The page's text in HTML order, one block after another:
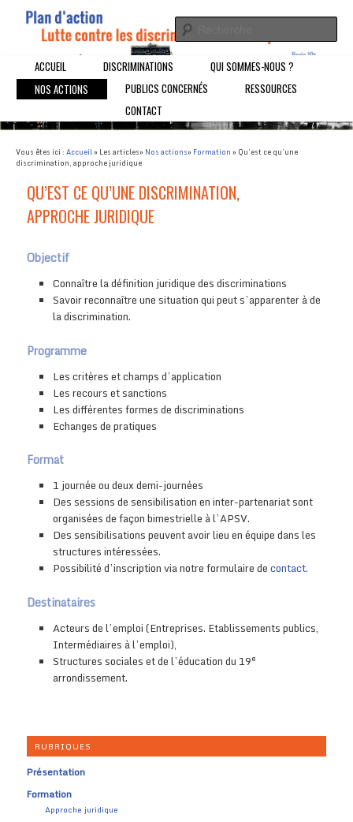
Plan d'Action Lutte contre les
discriminations à l'emploi
Un Plan d'action pour la Lutte contre les discrimination à l'emploi dans
le 19ème arrondissement de Paris
Menu principalALLER AU CONTENU PRINCIPAL
ALLER AU CONTENU SECONDAIRE
ACCUEIL DISCRIMINATIONS
QUI SOMMES-NOUS ?
NOS ACTIONS
PUBLICS CONCERNÉS
RESSOURCES
CONTACT
Vous êtes ici : Accueil» Les articles» Nos actions» Formation » Qu’est ce qu’une
discrimination, approche juridique
QU’EST CE QU’UNE DISCRIMINATION,
APPROCHE JURIDIQUE
Objectif
Connaître la définition juridique des discriminations
Savoir reconnaître une situation qui peut s’apparenter à de
la discrimination.
Programme
Les critères et champs d’application
Les recours et sanctions
Les différentes formes de discriminations
Echanges de pratiques
Format
1 journée ou deux demi-journées
Des sessions de sensibilisation en inter-partenariat sont
organisées de façon bimestrielle à l’APSV.
Des sensibilisations peuvent avoir lieu en équipe dans les
structures intéressées.
Possibilité d’inscription via notre formulaire decontact.
Destinataires
Acteurs de l’emploi (Entreprises. Etablissements publics,
Intermédiaires à l’emploi),
Structures sociales et de l’éducation du 19e
arrondissement.
RUBRIQUES
Présentation
Formation
Approche juridique